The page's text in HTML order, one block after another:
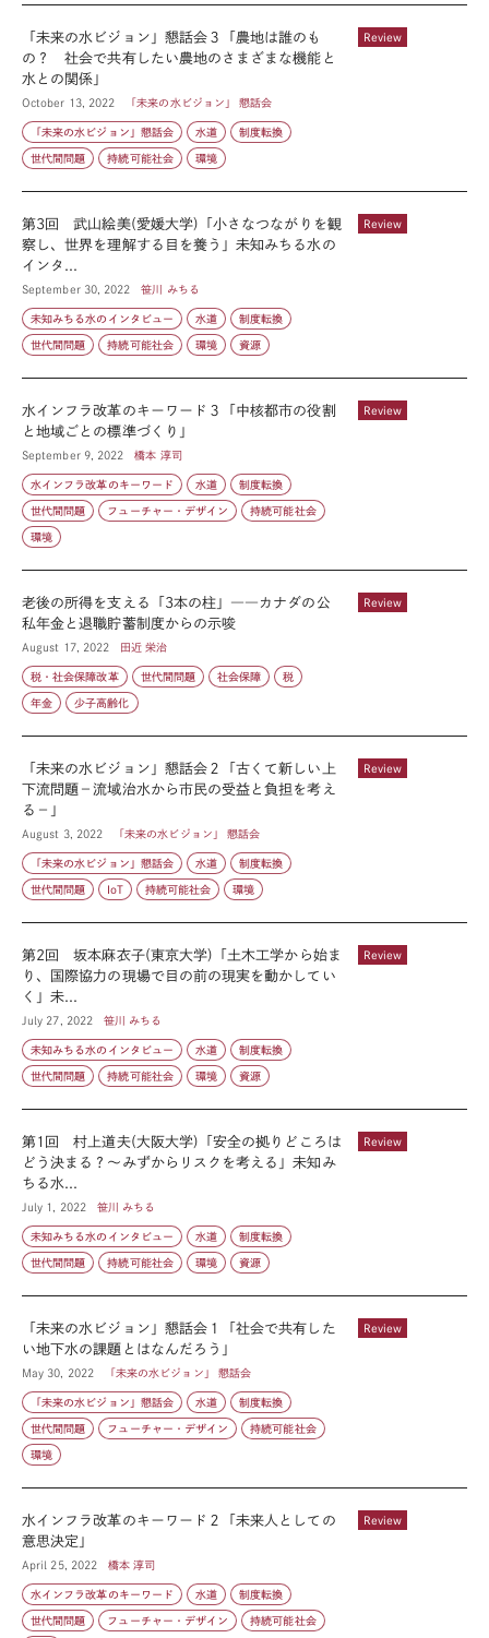
Review
「未来の水ビジョン」懇話会３「農地は誰のも
の？ 社会で共有したい農地のさまざまな機能と
水との関係」
October 13, 2022 「未来の水ビジョン」 懇話会
「未来の水ビジョン」懇話会 水道 制度転換
世代間問題 持続可能社会 環境
Review
第3回 武山絵美(愛媛大学)「小さなつながりを観
察し、世界を理解する目を養う」未知みちる水の
インタ...
September 30, 2022 笹川 みちる
未知みちる水のインタビュー 水道 制度転換
世代間問題 持続可能社会 環境 資源
Review
水インフラ改革のキーワード３「中核都市の役割
と地域ごとの標準づくり」
September 9, 2022 橋本 淳司
水インフラ改革のキーワード 水道 制度転換
世代間問題 フューチャー・デザイン 持続可能社会
環境
Review
老後の所得を支える「3本の柱」――カナダの公
私年金と退職貯蓄制度からの示唆
August 17, 2022 田近 栄治
税・社会保障改革 世代間問題 社会保障 税
年金 少子高齢化
Review
「未来の水ビジョン」懇話会２「古くて新しい上
下流問題－流域治水から市民の受益と負担を考え
る－」
August 3, 2022 「未来の水ビジョン」 懇話会
「未来の水ビジョン」懇話会 水道 制度転換
世代間問題 IoT 持続可能社会 環境
Review
第2回 坂本麻衣子(東京大学)「土木工学から始ま
り、国際協力の現場で目の前の現実を動かしてい
く」未...
July 27, 2022 笹川 みちる
未知みちる水のインタビュー 水道 制度転換
世代間問題 持続可能社会 環境 資源
Review
第1回 村上道夫(大阪大学)「安全の拠りどころは
どう決まる？〜みずからリスクを考える」未知み
ちる水...
July 1, 2022 笹川 みちる
未知みちる水のインタビュー 水道 制度転換
世代間問題 持続可能社会 環境 資源
Review
「未来の水ビジョン」懇話会１「社会で共有した
い地下水の課題とはなんだろう」
May 30, 2022 「未来の水ビジョン」 懇話会
「未来の水ビジョン」懇話会 水道 制度転換
世代間問題 フューチャー・デザイン 持続可能社会
環境
Review
水インフラ改革のキーワード２「未来人としての
意思決定」
April 25, 2022 橋本 淳司
水インフラ改革のキーワード 水道 制度転換
世代間問題 フューチャー・デザイン 持続可能社会